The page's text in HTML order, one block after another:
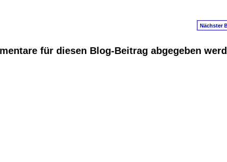
Nächster
für diesen Blog-Beitrag abgegeben